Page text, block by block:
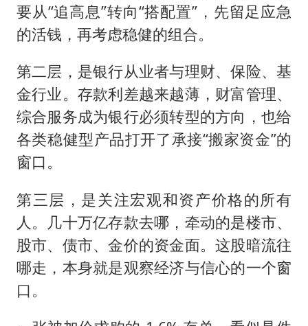
要从“追高息”转向“搭配置”，先留足应急
的活钱，再考虑稳健的组合。
第二层，是银行从业者与理财、保险、基
金行业。存款利差越来越薄，财富管理、
综合服务成为银行必须转型的方向，也给
各类稳健型产品打开了承接“搬家资金”的
窗口。
第三层，是关注宏观和资产价格的所有
人。几十万亿存款去哪，牵动的是楼市、
股市、债市、金价的资金面。这股暗流往
哪走，本身就是观察经济与信心的一个窗
口。